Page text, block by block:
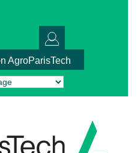
AgroParisTech
Translate